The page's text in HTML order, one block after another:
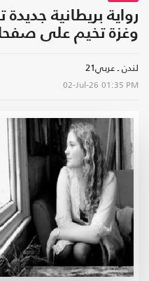
رواية بريطانية
وغزة تخيم على
لندن ـ عربي21
02-Jul-26 01:35 PM